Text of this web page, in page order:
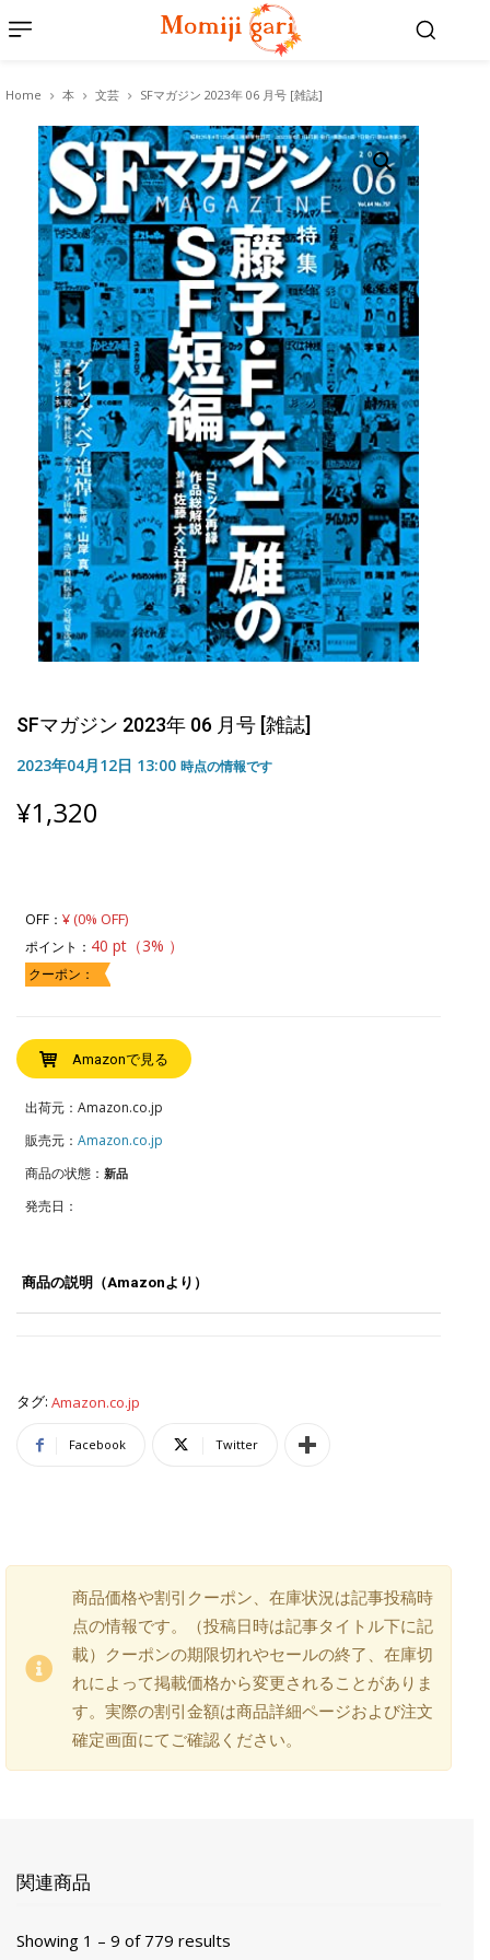
Home 本 文芸 SFマガジン 2023年 06 月号 [雑誌]
SFマガジン 2023年 06 月号 [雑誌]
2023年04月12日 13:00 時点の情報です
¥1,320
OFF： ¥ (0% OFF)
ポイント： 40 pt（3% ）
クーポン：
Amazonで見る
出荷元：Amazon.co.jp
販売元： Amazon.co.jp
商品の状態： 新品
発売日：
商品の説明（Amazonより）
タグ: Amazon.co.jp
Facebook Twitter
商品価格や割引クーポン、在庫状況は記事投稿時
点の情報です。（投稿日時は記事タイトル下に記
載）クーポンの期限切れやセールの終了、在庫切
れによって掲載価格から変更されることがありま
す。実際の割引金額は商品詳細ページおよび注文
確定画面にてご確認ください。
関連商品
Showing 1 – 9 of 779 results